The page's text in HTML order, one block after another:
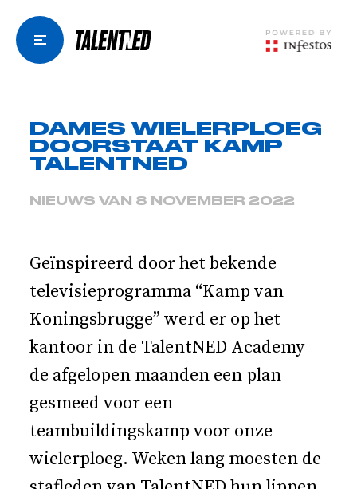
DAMES WIELERPLOEG
DOORSTAAT KAMP
TALENTNED
NIEUWS VAN 8 NOVEMBER 2022
Geïnspireerd door het bekende
televisieprogramma “Kamp van
Koningsbrugge” werd er op het
kantoor in de TalentNED Academy
de afgelopen maanden een plan
gesmeed voor een
teambuildingskamp voor onze
wielerploeg. Weken lang moesten de